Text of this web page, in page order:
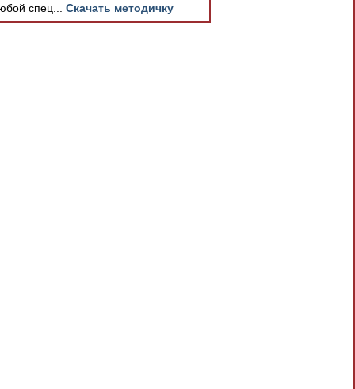
спец... Скачать методичку